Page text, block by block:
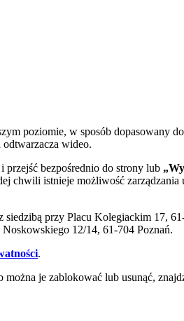
poziomie, w sposób
wideo.
bezpośrednio do strony lub
chwili istnieje możliwość
przy Placu Kolegiackim 17,
12/14, 61-704 Poznań.
.
je zablokować lub usunąć,